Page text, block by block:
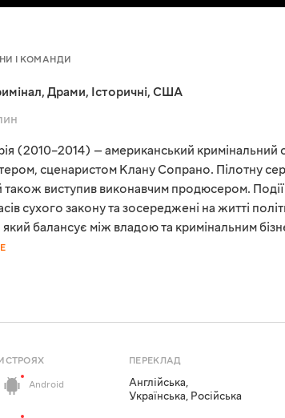
І КОМАНДИ
, Драми, Історичні, США
(2010–2014) — американський кримінальний
сценаристом Клану Сопрано. Пілотну
також виступив виконавчим продюсером.
сухого закону та зосереджені на житті
балансує між владою та кримінальним
Android
ПЕРЕКЛАД
Англійська,
Українська, Російська